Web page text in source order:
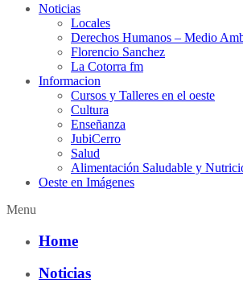
Noticias
Locales
Derechos Humanos – Medio
Florencio Sanchez
La Cotorra fm
Informacion
Cursos y Talleres en el oeste
Cultura
Enseñanza
JubiCerro
Salud
Alimentación Saludable y
Oeste en Imágenes
Menu
Home
Noticias